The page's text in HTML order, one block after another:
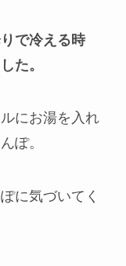
で冷える時
た。
にお湯を入れ
ぽ。
に気づいてく